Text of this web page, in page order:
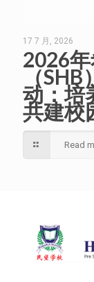
17 7 月, 2026
2026
（
动：培
共建校
Read